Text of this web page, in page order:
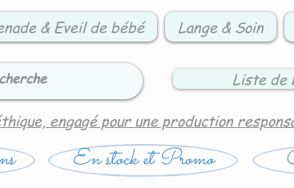
& Eveil de bébé Lange & Soin
Liste de
engagé pour une production
En stock et Promo